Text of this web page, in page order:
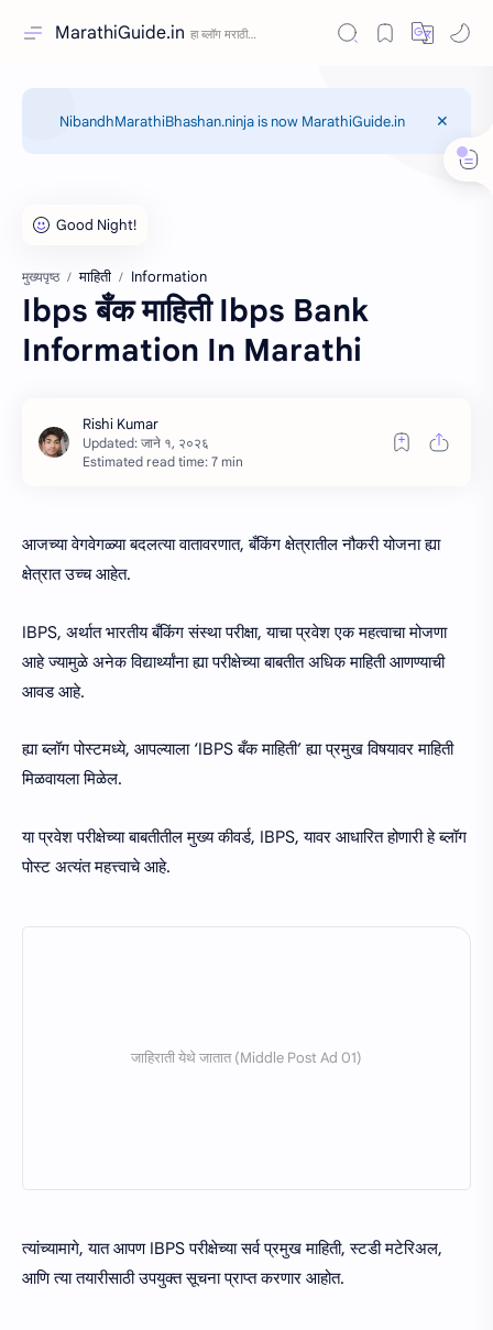
MarathiGuide.in
NibandhMarathiBhashan.ninja is now MarathiGuide.in
मुख्यपृष्ठ माहिती Information
Ibps बँक माहिती Ibps Bank
Information In Marathi
Estimated read time: 7 min
आजच्या वेगवेगळ्या बदलत्या वातावरणात, बँकिंग क्षेत्रातील नौकरी योजना ह्या
क्षेत्रात उच्च आहेत.
IBPS, अर्थात भारतीय बँकिंग संस्था परीक्षा, याचा प्रवेश एक महत्वाचा मोजणा
आहे ज्यामुळे अनेक विद्यार्थ्यांना ह्या परीक्षेच्या बाबतीत अधिक माहिती आणण्याची
आवड आहे.
ह्या ब्लॉग पोस्टमध्ये, आपल्याला ‘IBPS बँक माहिती’ ह्या प्रमुख विषयावर माहिती
मिळवायला मिळेल.
या प्रवेश परीक्षेच्या बाबतीतील मुख्य कीवर्ड, IBPS, यावर आधारित होणारी हे ब्लॉग
पोस्ट अत्यंत महत्त्वाचे आहे.
त्यांच्यामागे, यात आपण IBPS परीक्षेच्या सर्व प्रमुख माहिती, स्टडी मटेरिअल,
आणि त्या तयारीसाठी उपयुक्त सूचना प्राप्त करणार आहोत.